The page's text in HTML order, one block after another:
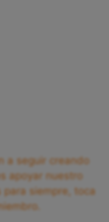
a seguir creando
apoyar nuestro
siempre, toca